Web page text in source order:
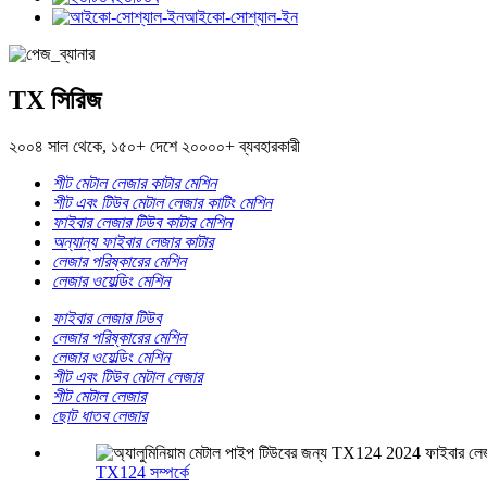
আইকো-সোশ্যাল-ইন
TX সিরিজ
২০০৪ সাল থেকে, ১৫০+ দেশে ২০০০০+ ব্যবহারকারী
শীট মেটাল লেজার কাটার মেশিন
শীট এবং টিউব মেটাল লেজার কাটিং মেশিন
ফাইবার লেজার টিউব কাটার মেশিন
অন্যান্য ফাইবার লেজার কাটার
লেজার পরিষ্কারের মেশিন
লেজার ওয়েল্ডিং মেশিন
ফাইবার লেজার টিউব
লেজার পরিষ্কারের মেশিন
লেজার ওয়েল্ডিং মেশিন
শীট এবং টিউব মেটাল লেজার
শীট মেটাল লেজার
ছোট ধাতব লেজার
TX124 সম্পর্কে